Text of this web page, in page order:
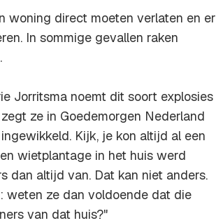
woning direct moeten verlaten en er
In sommige gevallen raken
Jorritsma noemt dit soort explosies
ze in Goedemorgen Nederland
Kijk, je kon altijd al een
wietplantage in het huis werd
dan altijd van. Dat kan niet anders.
weten ze dan voldoende dat die
van dat huis?"